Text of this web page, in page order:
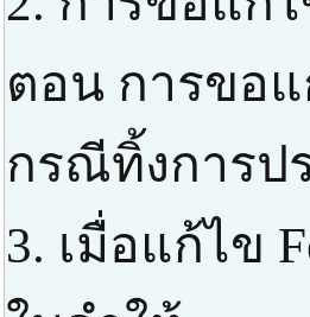
ตอน การขอแ
กรณีทิ้งการป
3. เมื่อแก้ไข